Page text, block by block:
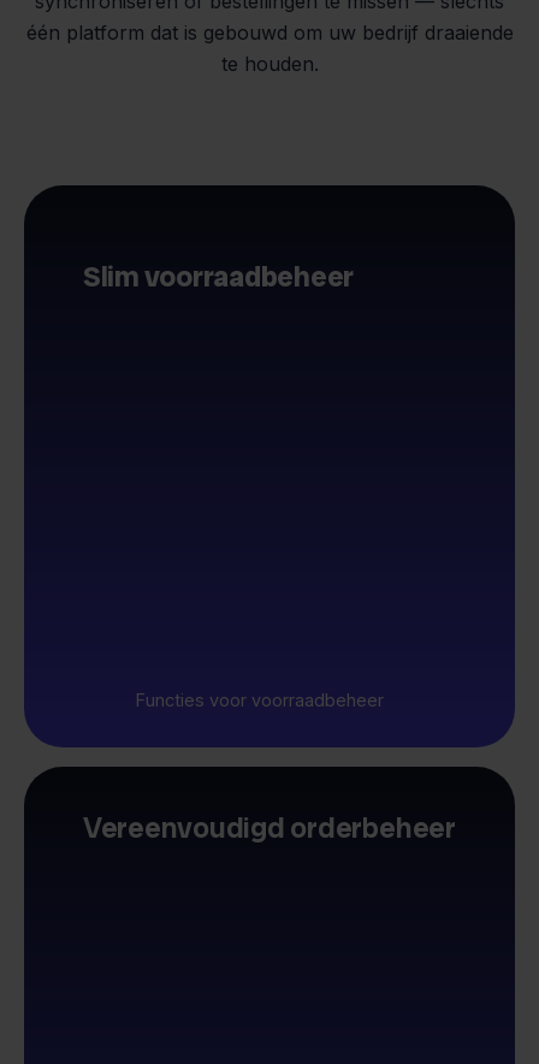
één platform dat is gebouwd om uw bedrijf draaiende
te houden.
Slim voorraadbeheer
Functies voor voorraadbeheer
Vereenvoudigd orderbeheer